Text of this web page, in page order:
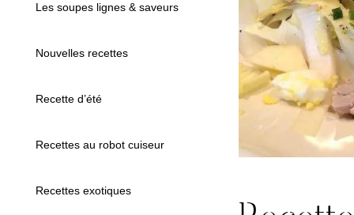
Les soupes lignes & saveurs
Nouvelles recettes
Recette d’été
Recettes au robot cuiseur
Recettes exotiques